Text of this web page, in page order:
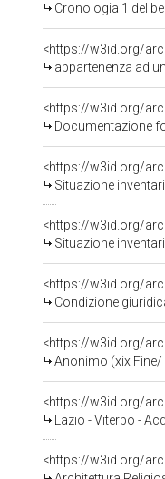
Cronologia 1 del
appartenenza ad
Documentazione
<https://w3id.org/
Situazione
<https://w3id.org/
Situazione
<https://w3id.org/
Condizione
<https://w3id.org/
Anonimo (xix Fine/
<https://w3id.org/
Lazio - Viterbo -
<https://w3id.org/